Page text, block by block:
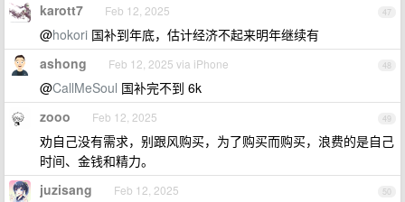
47
karott7 Feb 12, 2025
@hokori 国补到年底，估计经济不起来明年继续有
48
ashong Feb 12, 2025 via iPhone
@CallMeSoul 国补完不到 6k
49
zooo Feb 12, 2025
劝自己没有需求，别跟风购买，为了购买而购买，浪费的是自己
时间、金钱和精力。
50
juzisang Feb 12, 2025